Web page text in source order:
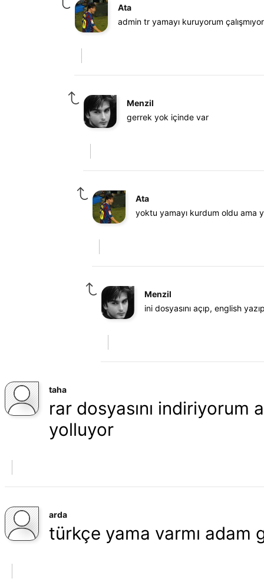
Ata
admin tr yamayı kuruyorum çalışmıyor
Menzil
gerrek yok içinde var
Ata
yoktu yamayı kurdum oldu ama
Menzil
ini dosyasını açıp, english
taha
rar dosyasını indiriyorum
yolluyor
arda
türkçe yama varmı adam